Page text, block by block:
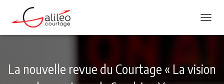
La nouvelle revue du Courtage « La vision